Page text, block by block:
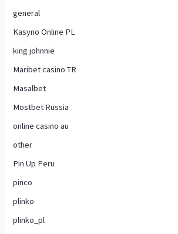
general
Kasyno Online PL
king johnnie
Maribet casino TR
Masalbet
Mostbet Russia
online casino au
other
Pin Up Peru
pinco
plinko
plinko_pl